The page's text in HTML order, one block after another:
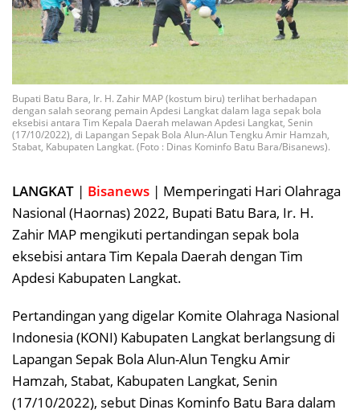
Bupati Batu Bara, Ir. H. Zahir MAP (kostum biru) terlihat berhadapan
dengan salah seorang pemain Apdesi Langkat dalam laga sepak bola
eksebisi antara Tim Kepala Daerah melawan Apdesi Langkat, Senin
(17/10/2022), di Lapangan Sepak Bola Alun-Alun Tengku Amir Hamzah,
Stabat, Kabupaten Langkat. (Foto : Dinas Kominfo Batu Bara/Bisanews).
LANGKAT | Bisanews | Memperingati Hari Olahraga
Nasional (Haornas) 2022, Bupati Batu Bara, Ir. H.
Zahir MAP mengikuti pertandingan sepak bola
eksebisi antara Tim Kepala Daerah dengan Tim
Apdesi Kabupaten Langkat.
Pertandingan yang digelar Komite Olahraga Nasional
Indonesia (KONI) Kabupaten Langkat berlangsung di
Lapangan Sepak Bola Alun-Alun Tengku Amir
Hamzah, Stabat, Kabupaten Langkat, Senin
(17/10/2022), sebut Dinas Kominfo Batu Bara dalam